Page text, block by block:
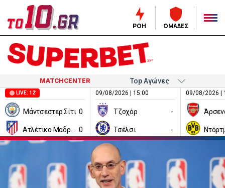
ΡΟΗ ΟΜΑΔΕΣ
MATCHCENTER
LIVE: 12'
Μάντσεστερ Σίτι 0
0
09/08/2026 | 15:00
Τζοχόρ -
Τσέλσι -
09/08/2026 |